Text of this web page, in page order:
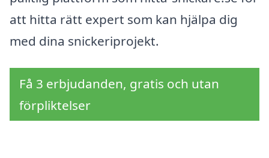
att hitta rätt expert som kan hjälpa dig
med dina snickeriprojekt.
Få 3 erbjudanden, gratis och utan
förpliktelser